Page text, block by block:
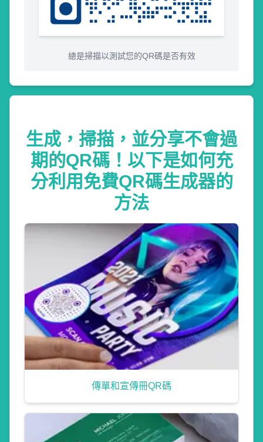
總是掃描以測試您的QR碼是否有效
生成，掃描，並分享不會過
期的QR碼！以下是如何充
分利用免費QR碼生成器的
方法
傳單和宣傳冊QR碼